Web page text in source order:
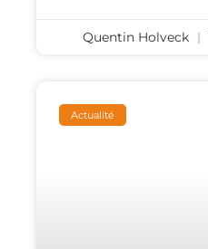
Quentin Holveck
Actualité